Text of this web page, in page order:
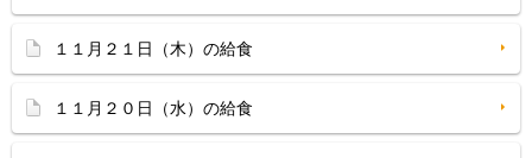
１１月２１日（木）の給食
１１月２０日（水）の給食